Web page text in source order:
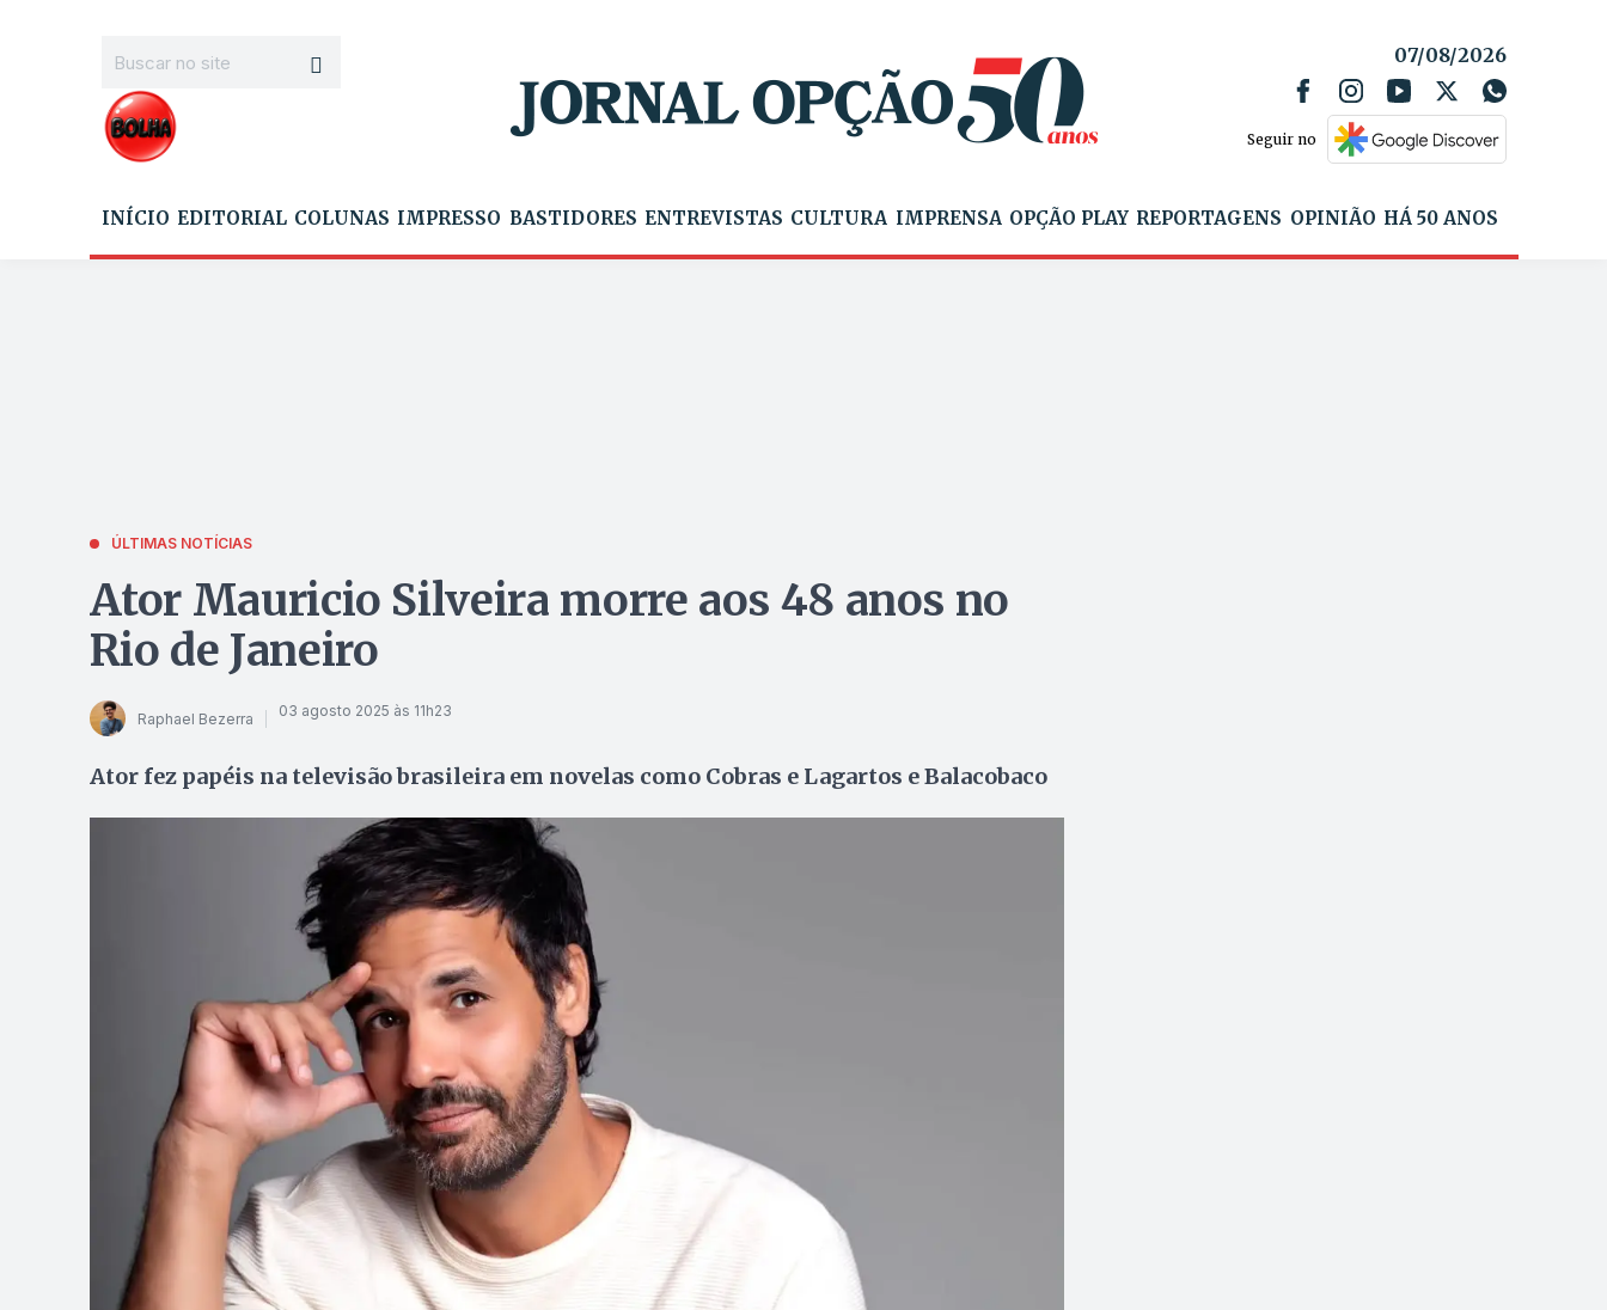
07/08/2026
Seguir no
INÍCIO EDITORIAL COLUNAS IMPRESSO BASTIDORES ENTREVISTAS CULTURA IMPRENSA OPÇÃO PLAY REPORTAGENS OPINIÃO HÁ 50 ANOS
ÚLTIMAS NOTÍCIAS
Ator Mauricio Silveira morre aos 48 anos no
Rio de Janeiro
Raphael Bezerra 03 agosto 2025 às 11h23
Ator fez papéis na televisão brasileira em novelas como Cobras e Lagartos e Balacobaco